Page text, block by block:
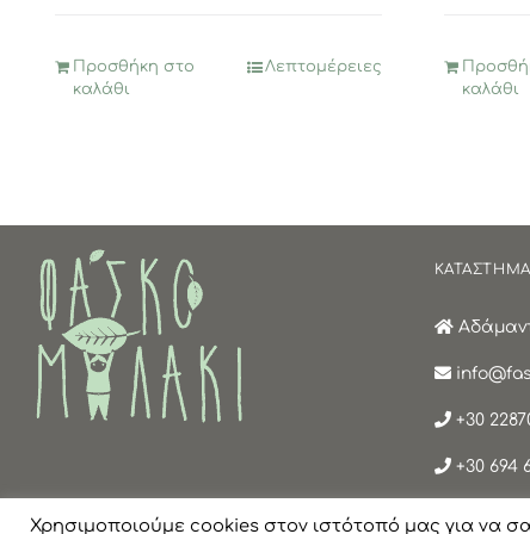
Προσθήκη στο
καλάθι
Λεπτομέρειες
καλάθι
ΚΑΤΑΣΤΗΜΑ
+30
+30 694
Χρησιμοποιούμε cookies στον ιστότοπό μας για να